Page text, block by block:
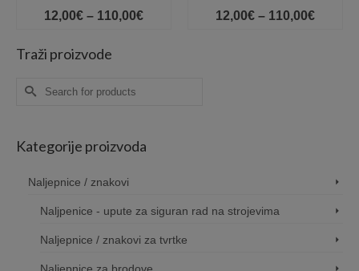
12,00€ – 110,00€Price
12,00€ – 110,00€Price
Traži proizvode
Search
Kategorije proizvoda
Naljepnice / znakovi
Naljpenice - upute za siguran rad na strojevima
Naljepnice / znakovi za tvrtke
Naljepnice za brodove